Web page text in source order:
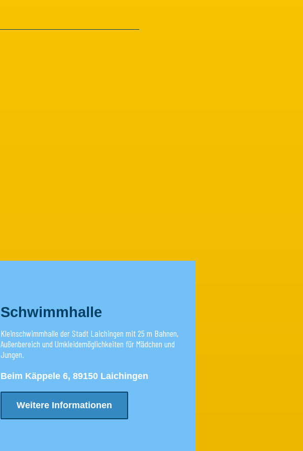
Schwimmhalle
Kleinschwimmhalle der Stadt Laichingen mit 25 m Bahnen,
Außenbereich und Umkleidemöglichkeiten für Mädchen und
Jungen.
Beim Käppele 6, 89150 Laichingen
Weitere Informationen